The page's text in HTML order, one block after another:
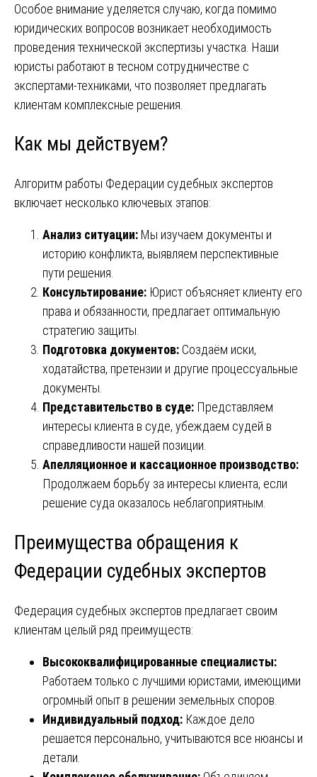
Особое внимание уделяется случаю, когда помимо
юридических вопросов возникает необходимость
проведения технической экспертизы участка. Наши
юристы работают в тесном сотрудничестве с
экспертами-техниками, что позволяет предлагать
клиентам комплексные решения.
Как мы действуем?
Алгоритм работы Федерации судебных экспертов
включает несколько ключевых этапов:
Анализ ситуации: Мы изучаем документы и
историю конфликта, выявляем перспективные
пути решения.
Консультирование: Юрист объясняет клиенту его
права и обязанности, предлагает оптимальную
стратегию защиты.
Подготовка документов: Создаём иски,
ходатайства, претензии и другие процессуальные
документы.
Представительство в суде: Представляем
интересы клиента в суде, убеждаем судей в
справедливости нашей позиции.
Апелляционное и кассационное производство:
Продолжаем борьбу за интересы клиента, если
решение суда оказалось неблагоприятным.
Преимущества обращения к
Федерации судебных экспертов
Федерация судебных экспертов предлагает своим
клиентам целый ряд преимуществ:
Высококвалифицированные специалисты:
Работаем только с лучшими юристами, имеющими
огромный опыт в решении земельных споров.
Индивидуальный подход: Каждое дело
решается персонально, учитываются все нюансы и
детали.